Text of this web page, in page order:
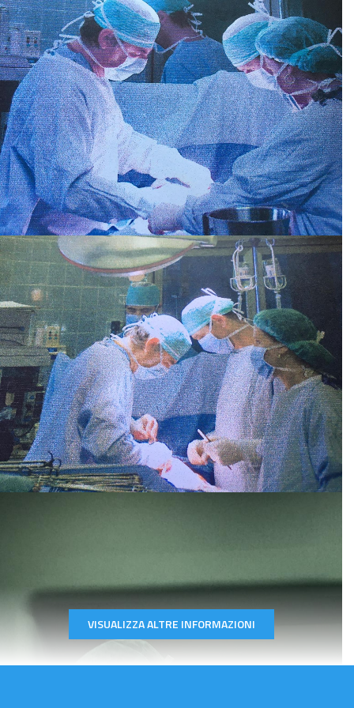
Molto soddisfatta della visita. Spiegazioni
esaurienti.
Paziente
Medico eccellente
,preparato,essenziale,puntuale,mette il
paziente a proprio agio.
Paziente
Professionista serio, scrupoloso e
soprattutto molto attento al paziente.
Professionista molto scrupoloso e attento
chiaro nelle esposizione e puntuale
Paziente
VISUALIZZA ALTRE INFORMAZIONI